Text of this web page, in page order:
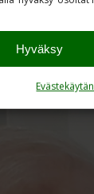
Hyväksy
kävivät